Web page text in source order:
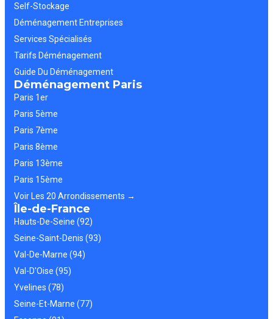
Self-Stockage
Déménagement Entreprises
Services Spécialisés
Tarifs Déménagement
Guide Du Déménagement
Déménagement Paris
Paris 1er
Paris 5ème
Paris 7ème
Paris 8ème
Paris 13ème
Paris 15ème
Voir Les 20 Arrondissements →
Île-de-France
Hauts-De-Seine (92)
Seine-Saint-Denis (93)
Val-De-Marne (94)
Val-D'Oise (95)
Yvelines (78)
Seine-Et-Marne (77)